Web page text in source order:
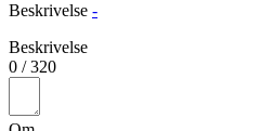
Beskrivelse -
Beskrivelse
0 /320